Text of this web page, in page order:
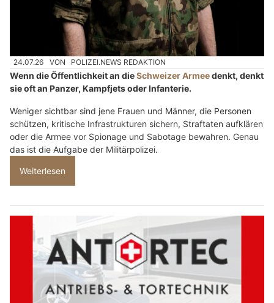
24.07.26 VON POLIZEI.NEWS REDAKTION
Wenn die Öffentlichkeit an dieSchweizer Armeedenkt, denkt
sie oft an Panzer, Kampfjets oder Infanterie.
Weniger sichtbar sind jene Frauen und Männer, die Personen
schützen, kritische Infrastrukturen sichern, Straftaten aufklären
oder die Armee vor Spionage und Sabotage bewahren. Genau
das ist die Aufgabe der Militärpolizei.
Weiterlesen